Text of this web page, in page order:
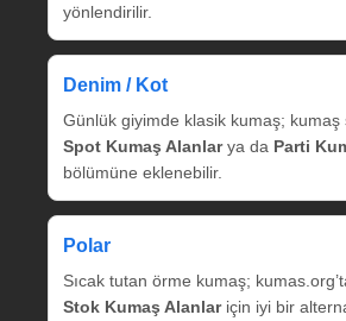
yönlendirilir.
Denim / Kot
Günlük giyimde klasik kumaş; kumaş
Spot Kumaş Alanlarya da Parti
bölümüne eklenebilir.
Polar
Sıcak tutan örme kumaş;
Stok Kumaş Alanlariçin iyi bir